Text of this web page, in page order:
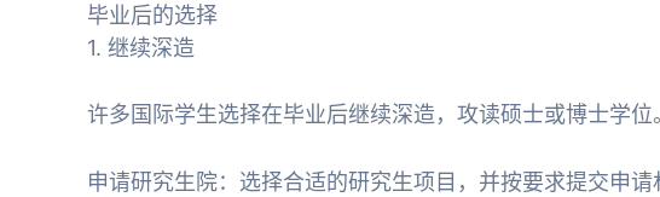
毕业后的选择
1. 继续深造
许多国际学生选择在毕业后继续深造，攻读硕士或博士学位
申请研究生院：选择合适的研究生项目，并按要求提交申请